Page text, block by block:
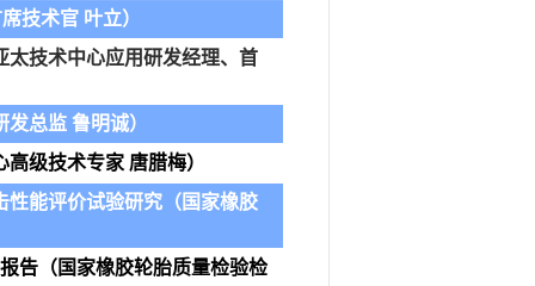
技术官 叶立）
技术中心应用研发经理、首
总监 鲁明诚）
高级技术专家 唐腊梅）
性能评价试验研究（ 国家橡胶
告（ 国家橡胶轮胎质量检验检